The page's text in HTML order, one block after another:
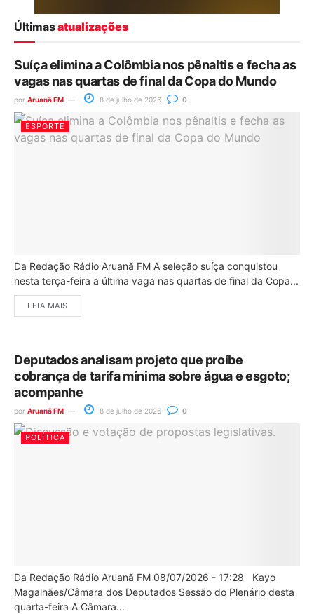
Últimasatualizações
Suíça elimina a Colômbia nos pênaltis e fecha as
vagas nas quartas de final da Copa do Mundo
por Aruanã FM 8 de julho de 2026 0
ESPORTE
Da Redação Rádio Aruanã FM A seleção suíça conquistou
nesta terça-feira a última vaga nas quartas de final da Copa...
LEIA MAIS
Deputados analisam projeto que proíbe
cobrança de tarifa mínima sobre água e esgoto;
acompanhe
por Aruanã FM 8 de julho de 2026 0
POLÍTICA
Da Redação Rádio Aruanã FM 08/07/2026 - 17:28 Kayo
Magalhães/Câmara dos Deputados Sessão do Plenário desta
quarta-feira A Câmara...